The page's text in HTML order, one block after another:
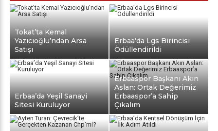
Tokat’ta Kemal
Yazıcıoğlu’ndan Arsa
Satışı
Erbaa’da Lgs Birincisi
Ödüllendirildi
Erbaa’da Yeşil Sanayi
Sitesi Kuruluyor
Erbaaspor Başkanı Akın
Aslan: Ortak Değerimiz
Erbaaspor’a Sahip
Çıkalım